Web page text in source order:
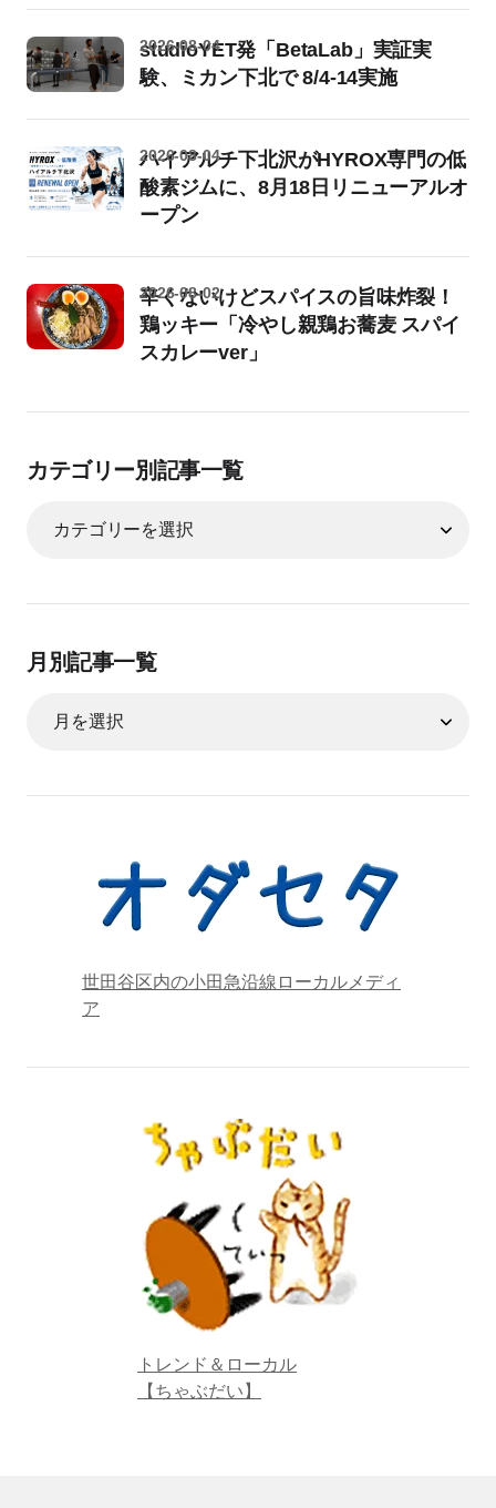
studioYET発「BetaLab」実証実
験、ミカン下北で 8/4-14実施
2026-08-04
ハイアルチ下北沢がHYROX専門の低
酸素ジムに、8月18日リニューアルオ
ープン
2026-08-04
辛くないけどスパイスの旨味炸裂！
鶏ッキー「冷やし親鶏お蕎麦 スパイ
スカレーver」
2026-08-02
カテゴリー別記事一覧
月別記事一覧
世田谷区内の小田急沿線ローカルメディ
ア
トレンド＆ローカル
【ちゃぶだい】